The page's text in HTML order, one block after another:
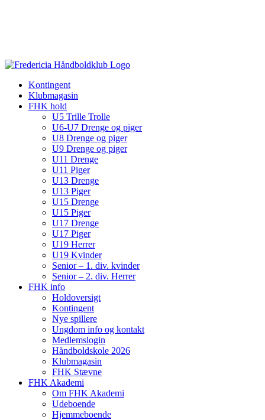
Kontingent
Klubmagasin
FHK hold
U5 Trille Trolle
U6-U7 Drenge og piger
U8 Drenge og piger
U9 Drenge og piger
U11 Drenge
U11 Piger
U13 Drenge
U13 Piger
U15 Drenge
U15 Piger
U17 Drenge
U17 Piger
U19 Herrer
U19 Kvinder
Senior – 1. div. kvinder
Senior – 2. div. Herrer
FHK info
Holdoversigt
Kontingent
Nye spillere
Ungdom info og kontakt
Medlemslogin
Håndboldskole 2026
Klubmagasin
FHK Stævne
FHK Akademi
Om FHK Akademi
Udeboende
Hjemmeboende